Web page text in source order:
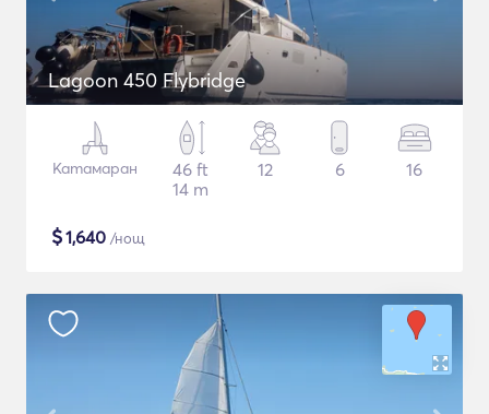
Lagoon 450 Flybridge
Катамаран
46 ft
14 m
12 6 16
$1,640 /нощ